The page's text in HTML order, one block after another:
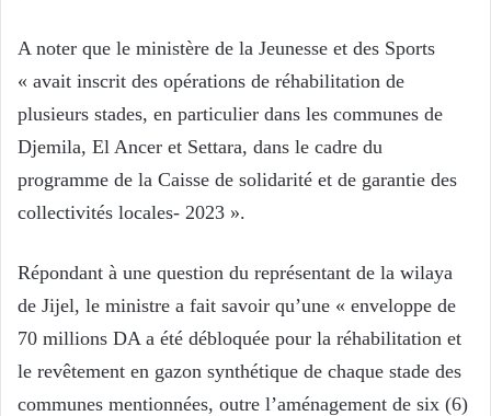
A noter que le ministère de la Jeunesse et des Sports
« avait inscrit des opérations de réhabilitation de
plusieurs stades, en particulier dans les communes de
Djemila, El Ancer et Settara, dans le cadre du
programme de la Caisse de solidarité et de garantie des
collectivités locales- 2023 ».
Répondant à une question du représentant de la wilaya
de Jijel, le ministre a fait savoir qu’une « enveloppe de
70 millions DA a été débloquée pour la réhabilitation et
le revêtement en gazon synthétique de chaque stade des
communes mentionnées, outre l’aménagement de six (6)